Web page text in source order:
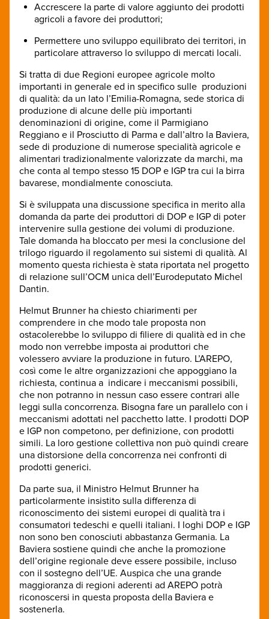
Accrescere la parte di valore aggiunto dei prodotti
agricoli a favore dei produttori;
Permettere uno sviluppo equilibrato dei territori, in
particolare attraverso lo sviluppo di mercati locali.
Si tratta di due Regioni europee agricole molto
importanti in generale ed in specifico sulle produzioni
di qualità: da un lato l’Emilia-Romagna, sede storica di
produzione di alcune delle più importanti
denominazioni di origine, come il Parmigiano
Reggiano e il Prosciutto di Parma e dall’altro la Baviera,
sede di produzione di numerose specialità agricole e
alimentari tradizionalmente valorizzate da marchi, ma
che conta al tempo stesso 15 DOP e IGP tra cui la birra
bavarese, mondialmente conosciuta.
Si è sviluppata una discussione specifica in merito alla
domanda da parte dei produttori di DOP e IGP di poter
intervenire sulla gestione dei volumi di produzione.
Tale domanda ha bloccato per mesi la conclusione del
trilogo riguardo il regolamento sui sistemi di qualità. Al
momento questa richiesta è stata riportata nel progetto
di relazione sull’OCM unica dell’Eurodeputato Michel
Dantin.
Helmut Brunner ha chiesto chiarimenti per
comprendere in che modo tale proposta non
ostacolerebbe lo sviluppo di filiere di qualità ed in che
modo non verrebbe imposta ai produttori che
volessero avviare la produzione in futuro. L’AREPO,
così come le altre organizzazioni che appoggiano la
richiesta, continua a indicare i meccanismi possibili,
che non potranno in nessun caso essere contrari alle
leggi sulla concorrenza. Bisogna fare un parallelo con i
meccanismi adottati nel pacchetto latte. I prodotti DOP
e IGP non competono, per definizione, con prodotti
simili. La loro gestione collettiva non può quindi creare
una distorsione della concorrenza nei confronti di
prodotti generici.
Da parte sua, il Ministro Helmut Brunner ha
particolarmente insistito sulla differenza di
riconoscimento dei sistemi europei di qualità tra i
consumatori tedeschi e quelli italiani. I loghi DOP e IGP
non sono ben conosciuti abbastanza Germania. La
Baviera sostiene quindi che anche la promozione
dell’origine regionale deve essere possibile, incluso
con il sostegno dell’UE. Auspica che una grande
maggioranza di regioni aderenti ad AREPO potrà
riconoscersi in questa proposta della Baviera e
sostenerla.